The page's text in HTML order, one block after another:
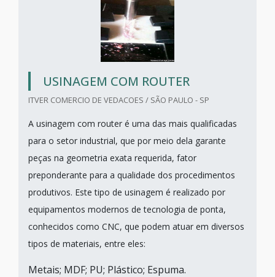
USINAGEM COM ROUTER
ITVER COMERCIO DE VEDACOES / SÃO PAULO - SP
A usinagem com router é uma das mais qualificadas
para o setor industrial, que por meio dela garante
peças na geometria exata requerida, fator
preponderante para a qualidade dos procedimentos
produtivos. Este tipo de usinagem é realizado por
equipamentos modernos de tecnologia de ponta,
conhecidos como CNC, que podem atuar em diversos
tipos de materiais, entre eles:
Metais; MDF; PU; Plástico; Espuma.